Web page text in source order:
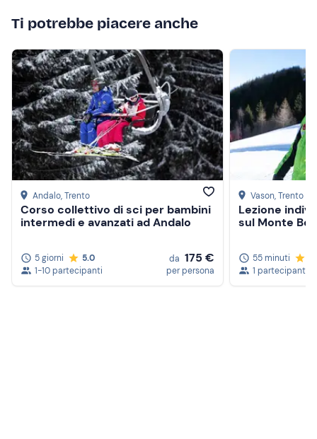
Ti potrebbe piacere anche
Andalo, Trento
Corso collettivo di sci per bambini
intermedi e avanzati ad Andalo
5 giorni
5.0
1-10 partecipanti
da 175 €
per persona
Vason, Trento
Lezione
sul Monte
55 minuti
1 partecipante